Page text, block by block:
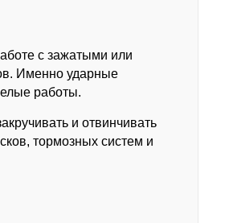
с зажатыми или
Именно ударные
работы.
и отвинчивать
тормозных систем и